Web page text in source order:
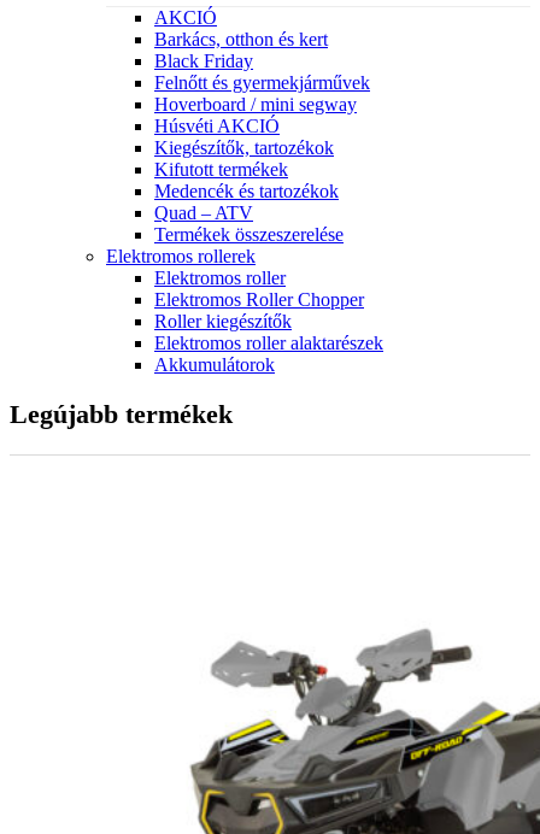
AKCIÓ
Barkács, otthon és kert
Black Friday
Felnőtt és gyermekjárművek
Hoverboard / mini segway
Húsvéti AKCIÓ
Kiegészítők, tartozékok
Kifutott termékek
Medencék és tartozékok
Quad – ATV
Termékek összeszerelése
Elektromos rollerek
Elektromos roller
Elektromos Roller Chopper
Roller kiegészítők
Elektromos roller alaktarészek
Akkumulátorok
Legújabb termékek